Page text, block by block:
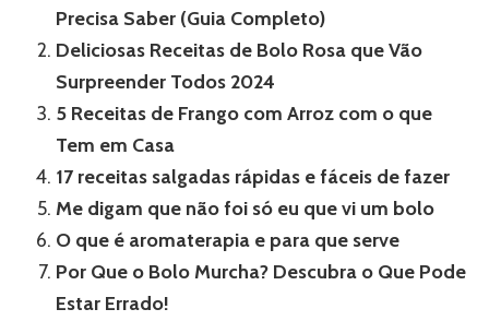
Precisa Saber (Guia Completo)
Deliciosas Receitas de Bolo Rosa que Vão
Surpreender Todos 2024
5 Receitas de Frango com Arroz com o que
Tem em Casa
17 receitas salgadas rápidas e fáceis de fazer
Me digam que não foi só eu que vi um bolo
O que é aromaterapia e para que serve
Por Que o Bolo Murcha? Descubra o Que Pode
Estar Errado!